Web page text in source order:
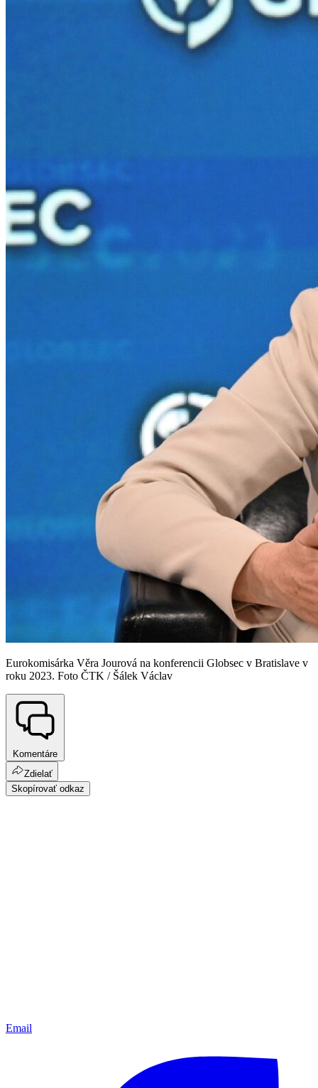
Eurokomisárka Věra Jourová na konferencii Globsec v Bratislave v
roku 2023. Foto ČTK / Šálek Václav
Komentáre
Zdielať
Skopírovať odkaz
Email